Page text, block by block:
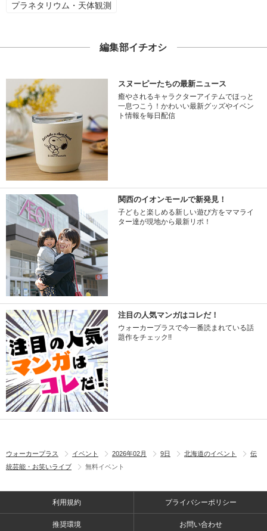
プラネタリウム・天体観測
編集部イチオシ
スヌーピーたちの最新ニュース
癒やされるキャラクターアイテムでほっと
一息つこう！かわいい最新グッズやイベン
ト情報を毎日配信
関西のイオンモールで新発見！
子どもと楽しめる新しい遊び方をママライ
ター達が現地から最新リポ！
注目の人気マンガはコレだ！
ウォーカープラスで今一番読まれている話
題作をチェック!!
ウォーカープラス イベント 2026年02月 9日 北海道のイベント
伝
統芸能・お笑いライブ
無料イベント
利用規約 プライバシーポリシー
推奨環境 お問い合わせ